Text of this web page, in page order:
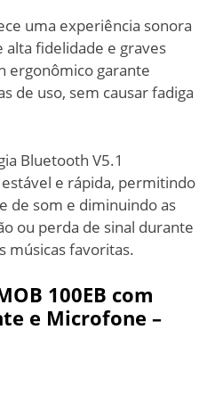
uma experiência sonora
alta fidelidade e graves
ergonômico garante
de uso, sem causar fadiga
Bluetooth V5.1
e rápida, permitindo
de som e diminuindo as
ou perda de sinal durante
músicas favoritas.
100EB com
e Microfone –